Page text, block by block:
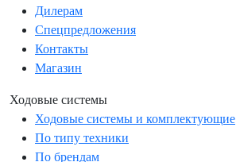
Дилерам
Спецпредложения
Контакты
Магазин
Ходовые системы
Ходовые системы и комплектующие
По типу техники
По брендам